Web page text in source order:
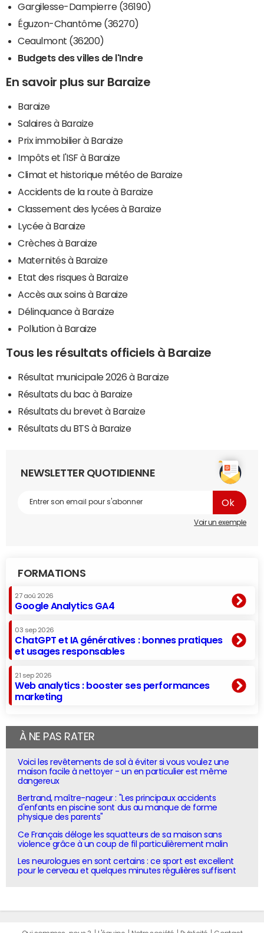
Gargilesse-Dampierre (36190)
Éguzon-Chantôme (36270)
Ceaulmont (36200)
Budgets des villes de l'Indre
En savoir plus sur Baraize
Baraize
Salaires à Baraize
Prix immobilier à Baraize
Impôts et l'ISF à Baraize
Climat et historique météo de Baraize
Accidents de la route à Baraize
Classement des lycées à Baraize
Lycée à Baraize
Crèches à Baraize
Maternités à Baraize
Etat des risques à Baraize
Accès aux soins à Baraize
Délinquance à Baraize
Pollution à Baraize
Tous les résultats officiels à Baraize
Résultat municipale 2026 à Baraize
Résultats du bac à Baraize
Résultats du brevet à Baraize
Résultats du BTS à Baraize
NEWSLETTER QUOTIDIENNE
Voir un exemple
FORMATIONS
27 aoû 2026
Google Analytics GA4
03 sep 2026
ChatGPT et IA génératives : bonnes pratiques
et usages responsables
21 sep 2026
Web analytics : booster ses performances
marketing
À NE PAS RATER
Voici les revêtements de sol à éviter si vous voulez une
maison facile à nettoyer - un en particulier est même
dangereux
Bertrand, maître-nageur : "Les principaux accidents
d'enfants en piscine sont dus au manque de forme
physique des parents"
Ce Français déloge les squatteurs de sa maison sans
violence grâce à un coup de fil particulièrement malin
Les neurologues en sont certains : ce sport est excellent
pour le cerveau et quelques minutes régulières suffisent